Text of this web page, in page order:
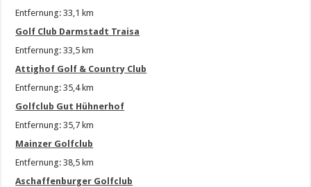
Entfernung: 33,1 km
Golf Club Darmstadt Traisa
Entfernung: 33,5 km
Attighof Golf & Country Club
Entfernung: 35,4 km
Golfclub Gut Hühnerhof
Entfernung: 35,7 km
Mainzer Golfclub
Entfernung: 38,5 km
Aschaffenburger Golfclub